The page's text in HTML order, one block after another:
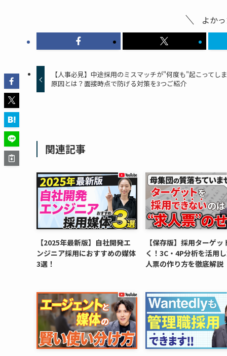
よか
【人事必見】中途採用のミスマッチが"何度も"起こってし
原因とは？面接時点で防げる対策を3つご紹介
関連記事
【2025年最新版】自社開発エ
ンジニア採用におすすめの媒体
3選！
【保存版】採用ターゲッ
く！3C・4P分析を活用
人票の作り方を徹底解説